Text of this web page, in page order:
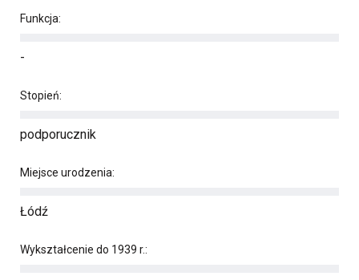
Funkcja:
-
Stopień:
podporucznik
Miejsce urodzenia:
Łódź
Wykształcenie do 1939 r.: